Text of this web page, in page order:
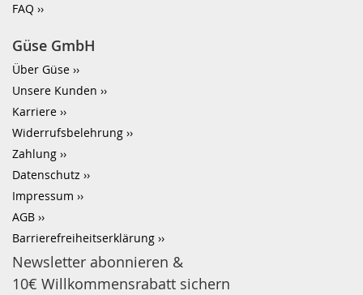
FAQ
Güse GmbH
Über Güse
Unsere Kunden
Karriere
Widerrufsbelehrung
Zahlung
Datenschutz
Impressum
AGB
Barrierefreiheitserklärung
Newsletter abonnieren &
10€ Willkommensrabatt sichern